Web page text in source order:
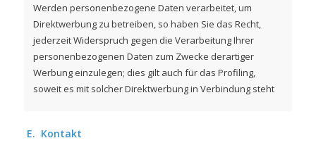
Werden personenbezogene Daten verarbeitet, um
Direktwerbung zu betreiben, so haben Sie das Recht,
jederzeit Widerspruch gegen die Verarbeitung Ihrer
personenbezogenen Daten zum Zwecke derartiger
Werbung einzulegen; dies gilt auch für das Profiling,
soweit es mit solcher Direktwerbung in Verbindung steht
E. Kontakt